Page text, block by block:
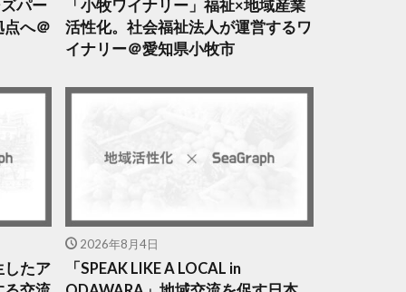
パー
へ＠
「小牧ワイナリー」福祉×地域産業
活性化。社会福祉法人が運営するワ
イナリー＠愛知県小牧市
したア
2026年8月4日
「SPEAK LIKE A LOCAL in